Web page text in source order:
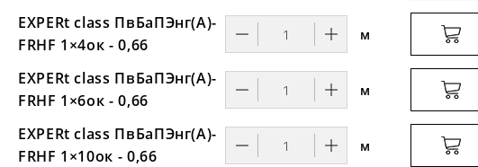
EXPERt class ПвБаПЭнг(А)-
FRHF 1×4ок - 0,66
м
EXPERt class ПвБаПЭнг(А)-
FRHF 1×6ок - 0,66
м
EXPERt class ПвБаПЭнг(А)-
FRHF 1×10ок - 0,66
м